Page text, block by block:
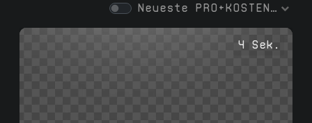
eine Vorlage in unserem Generator, passen
Sie Text und Farben an und laden Sie Ihre
1080p .mp4-Animation mit transparentem
Neueste PRO+KOSTENLOS
4 Sek.